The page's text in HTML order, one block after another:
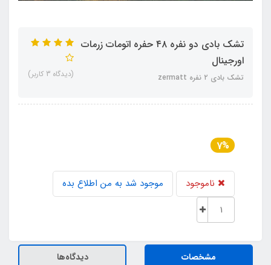
تشک بادی دو نفره ۴۸ حفره اتومات زرمات
اورجینال
تشک بادی ۲ نفره zermatt (دیدگاه 3 کاربر)
7%
ناموجود موجود شد به من اطلاع بده
مشخصات دیدگاه‌ها